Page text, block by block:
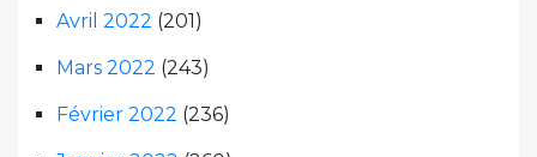
Avril 2022 (201)
Mars 2022 (243)
Février 2022 (236)